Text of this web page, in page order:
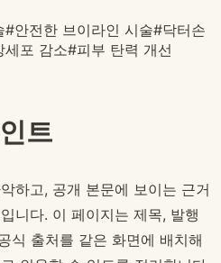
#안전한 브이라인 시술#닥터손
세포 감소#피부 탄력 개선
트
하고, 공개 본문에 보이는 근거
니다. 이 페이지는 제목, 발행
식 출처를 같은 화면에 배치해